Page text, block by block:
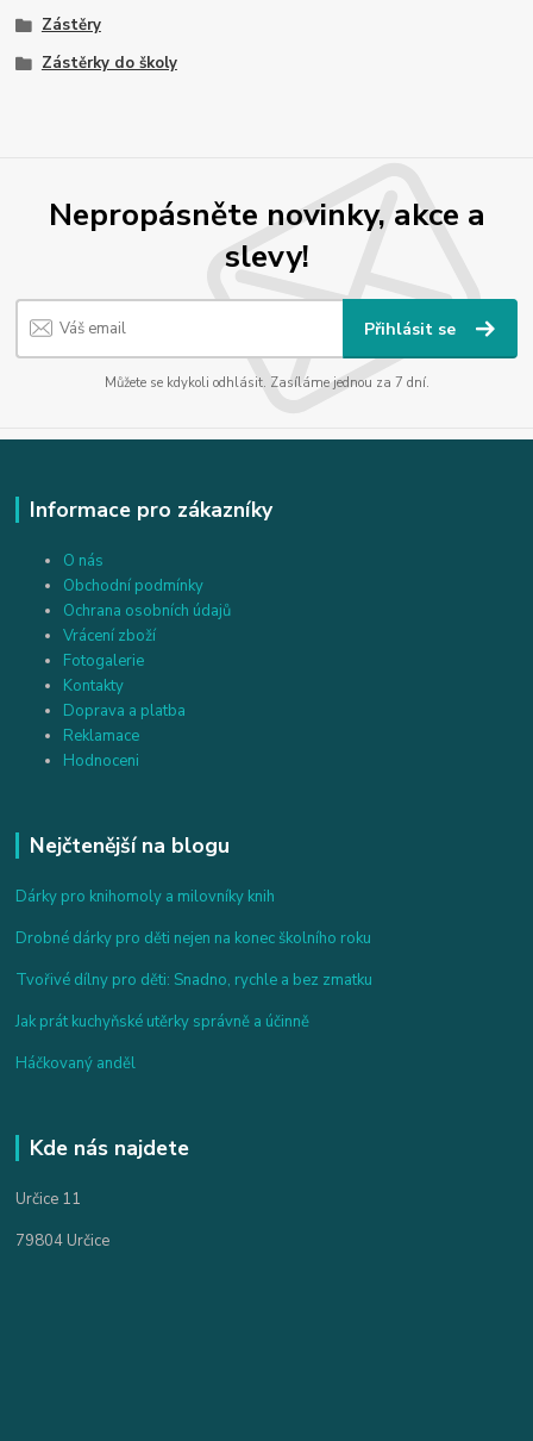
Zástěry
Zástěrky do školy
Nepropásněte novinky, akce a
slevy!
Přihlásit se
Můžete se kdykoli odhlásit. Zasíláme jednou za 7 dní.
Informace pro zákazníky
O nás
Obchodní podmínky
Ochrana osobních údajů
Vrácení zboží
Fotogalerie
Kontakty
Doprava a platba
Reklamace
Hodnoceni
Nejčtenější na blogu
Dárky pro knihomoly a milovníky knih
Drobné dárky pro děti nejen na konec školního roku
Tvořivé dílny pro děti: Snadno, rychle a bez zmatku
Jak prát kuchyňské utěrky správně a účinně
Háčkovaný anděl
Kde nás najdete
Určice 11
79804 Určice